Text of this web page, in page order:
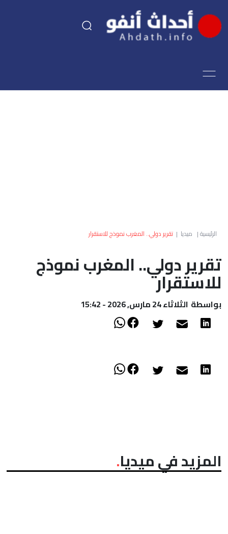
اقتصاد
العالم
أعمدة
الرئيسية| ميديا | تقرير دولي.. المغرب نموذج للاستقرار
تقرير دولي.. المغرب نموذج
للاستقرار
بواسطة الثلاثاء 24 مارس, 2026 - 15:42
المزيد في ميديا